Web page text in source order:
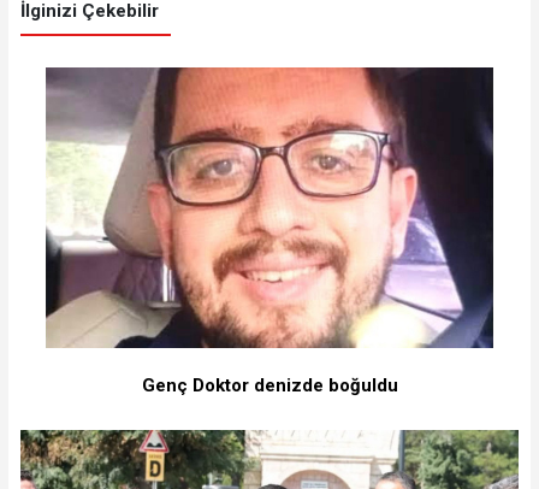
İlginizi Çekebilir
Genç Doktor denizde boğuldu